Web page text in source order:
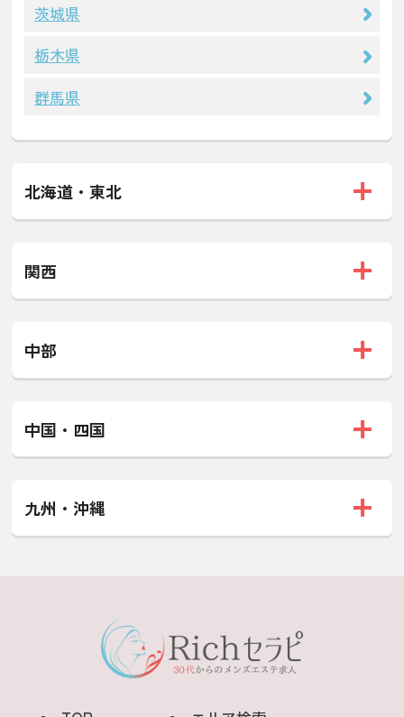
茨城県
栃木県
群馬県
北海道・東北
関西
中部
中国・四国
九州・沖縄